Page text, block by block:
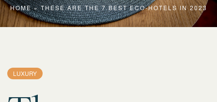
HOME»THESE ARE THE 7 BEST ECO-HOTELS IN 2023
LUXURY